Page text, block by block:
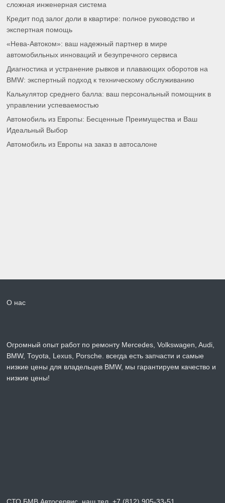
сложная инженерная система
Кредит под залог доли в квартире: полное руководство и
экспертная помощь
«Нева-Автоком»: ваш надежный партнер в мире
автомобильных инноваций и безупречного сервиса
Диагностика и устранение рывков и плавающих оборотов на
BMW: экспертный подход к техническому обслуживанию
Калькулятор среднего балла: ваш персональный помощник в
управлении успеваемостью
Автомобиль из Европы: Бесценные Преимущества и Ваш
Идеальный Выбор
Автомобиль из Европы на заказ в автосалоне
О нас
Огромный опыт работ по ремонту Mercedes, Volkswagen, Audi,
BMW, Toyota, Lexus, Porsche. всегда есть запчасти и самые
низкие цены для владельцев BMW, мы гарантируем качество и
низкие цены!